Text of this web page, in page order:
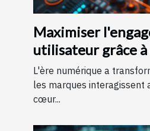
Maximiser
utilisateur grâce à
IA sur des pages
L'ère numérique a
les marques interagissent
cœur...